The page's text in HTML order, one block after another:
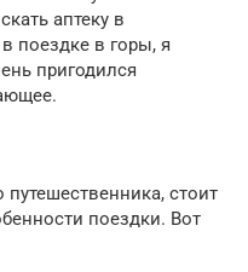
аптеку в
поездке в горы, я
пригодился
путешественника, стоит
поездки. Вот